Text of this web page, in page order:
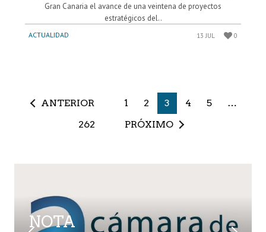
Gran Canaria el avance de una veintena de proyectos
estratégicos del..
ACTUALIDAD 13 JUL 0
ANTERIOR 1 2 3 4 5
…
262
PRÓXIMO
NOTA